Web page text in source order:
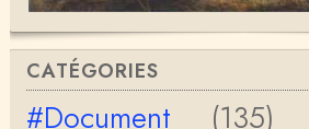
Bernard Fortier
message personnel pour
n mail est
CATÉGORIES
#Document (135)